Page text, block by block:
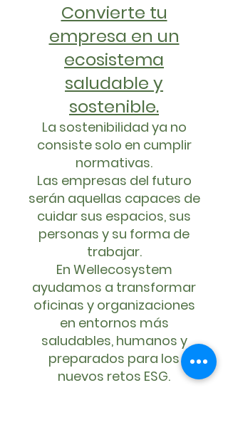
Convierte tu
empresa en un
ecosistema
saludable y
sostenible.
La sostenibilidad ya no
consiste solo en cumplir
normativas.
Las empresas del futuro
serán aquellas capaces de
cuidar sus espacios, sus
personas y su forma de
trabajar.
En Wellecosystem
ayudamos a transformar
oficinas y organizaciones
en entornos más
saludables, humanos y
preparados para los
nuevos retos ESG.